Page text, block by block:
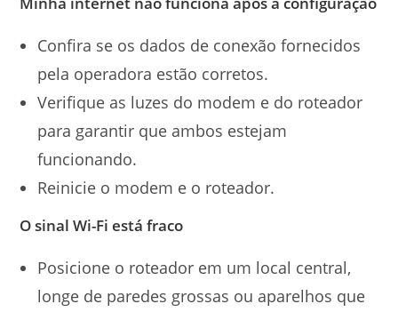
Confira se os dados de conexão fornecidos
pela operadora estão corretos.
Verifique as luzes do modem e do roteador
para garantir que ambos estejam
funcionando.
Reinicie o modem e o roteador.
O sinal Wi-Fi está fraco
Posicione o roteador em um local central,
longe de paredes grossas ou aparelhos que